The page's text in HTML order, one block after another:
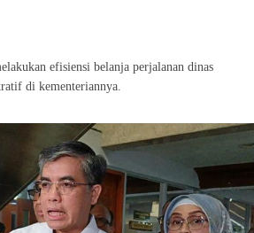
efisiensi belanja perjalanan dinas
di kementeriannya.